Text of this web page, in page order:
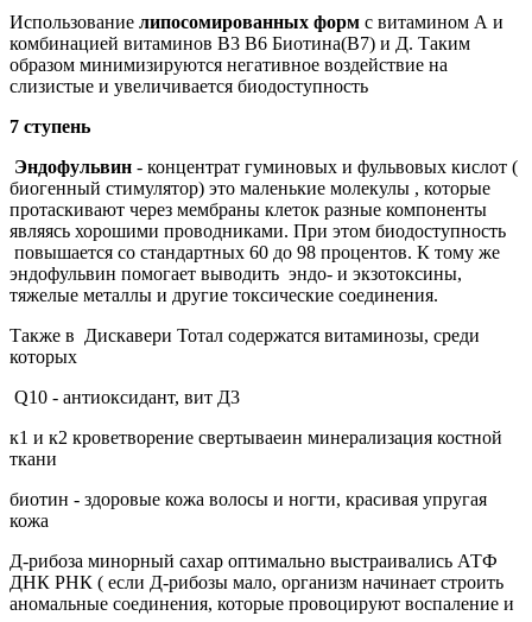
Использование липосомированных форм с витамином А и
комбинацией витаминов В3 В6 Биотина(В7) и Д. Таким
образом минимизируются негативное воздействие на
слизистые и увеличивается биодоступность
7 ступень
Эндофульвин - концентрат гуминовых и фульвовых кислот (
биогенный стимулятор) это маленькие молекулы , которые
протаскивают через мембраны клеток разные компоненты
являясь хорошими проводниками. При этом биодоступность
повышается со стандартных 60 до 98 процентов. К тому же
эндофульвин помогает выводить эндо- и экзотоксины,
тяжелые металлы и другие токсические соединения.
Также в Дискавери Тотал содержатся витаминозы, среди
которых
Q10 - антиоксидант, вит Д3
к1 и к2 кроветворение свертываеин минерализация костной
ткани
биотин - здоровые кожа волосы и ногти, красивая упругая
кожа
Д-рибоза минорный сахар оптимально выстраивались АТФ
ДНК РНК ( если Д-рибозы мало, организм начинает строить
аномальные соединения, которые провоцируют воспаление и